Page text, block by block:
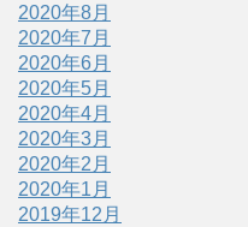
2020年8月
2020年7月
2020年6月
2020年5月
2020年4月
2020年3月
2020年2月
2020年1月
2019年12月